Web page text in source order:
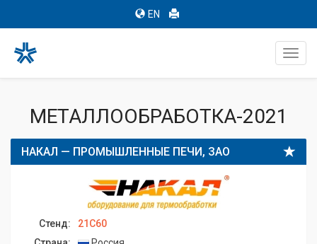
EN
МЕТАЛЛООБРАБОТКА-2021
НАКАЛ — ПРОМЫШЛЕННЫЕ ПЕЧИ, ЗАО
Стенд:
21C60